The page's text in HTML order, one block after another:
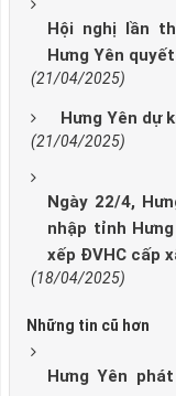
Hội nghị lần
Hưng Yên
(21/04/2025)
Hưng Yên dự
(21/04/2025)
Ngày 22/4,
nhập tỉnh
xếp ĐVHC cấp
(18/04/2025)
Những tin cũ hơn
Hưng Yên